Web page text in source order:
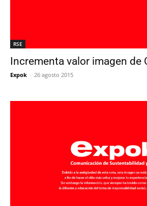
RSE
Incrementa valor imagen de
Expok - 26 agosto 2015